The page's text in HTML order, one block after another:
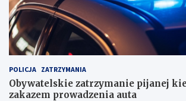
POLICJA ZATRZYMANIA
Obywatelskie zatrzymanie pijanej
zakazem prowadzenia auta